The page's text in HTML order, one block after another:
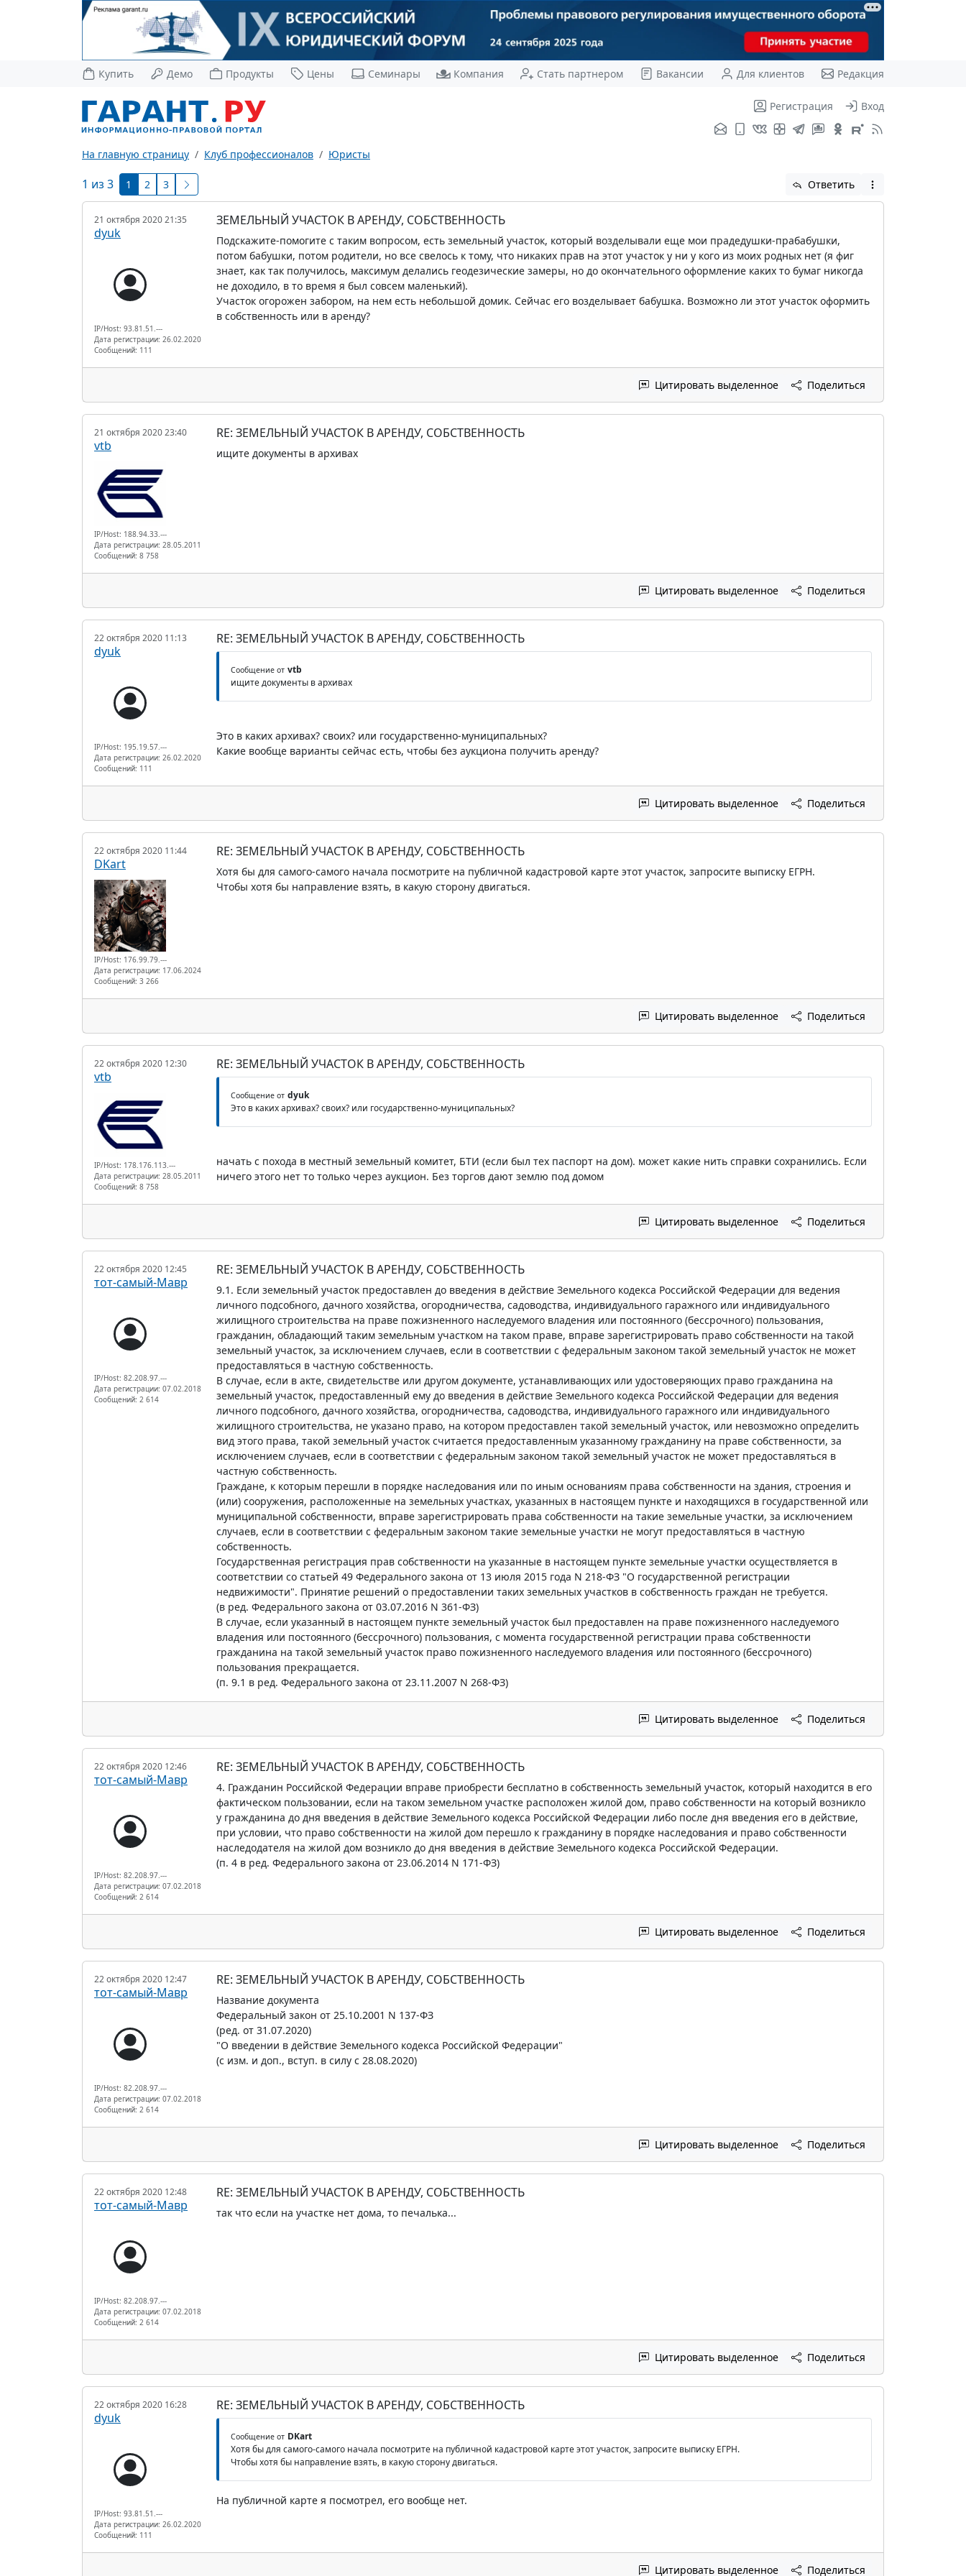
Купить Демо Продукты Цены Семинары Компания Стать партнером Вакансии Для клиентов Редакция
Регистрация Вход
На главную страницу Клуб профессионалов Юристы
1 из 3 1 2 3 Ответить
21 октября 2020 21:35
dyuk
IP/Host: 93.81.51.---
Дата регистрации: 26.02.2020
Сообщений: 111
ЗЕМЕЛЬНЫЙ УЧАСТОК В АРЕНДУ, СОБСТВЕННОСТЬ
Подскажите-помогите с таким вопросом, есть земельный участок, который возделывали еще мои прадедушки-прабабушки,
потом бабушки, потом родители, но все свелось к тому, что никаких прав на этот участок у ни у кого из моих родных нет (я фиг
знает, как так получилось, максимум делались геодезические замеры, но до окончательного оформление каких то бумаг никогда
не доходило, в то время я был совсем маленький).
Участок огорожен забором, на нем есть небольшой домик. Сейчас его возделывает бабушка. Возможно ли этот участок оформить
в собственность или в аренду?
Цитировать выделенное Поделиться
21 октября 2020 23:40
vtb
IP/Host: 188.94.33.---
Дата регистрации: 28.05.2011
Сообщений: 8 758
RE: ЗЕМЕЛЬНЫЙ УЧАСТОК В АРЕНДУ, СОБСТВЕННОСТЬ
ищите документы в архивах
Цитировать выделенное Поделиться
22 октября 2020 11:13
dyuk
IP/Host: 195.19.57.---
Дата регистрации: 26.02.2020
Сообщений: 111
RE: ЗЕМЕЛЬНЫЙ УЧАСТОК В АРЕНДУ, СОБСТВЕННОСТЬ
Сообщение от vtb
ищите документы в архивах
Это в каких архивах? своих? или государственно-муниципальных?
Какие вообще варианты сейчас есть, чтобы без аукциона получить аренду?
Цитировать выделенное Поделиться
22 октября 2020 11:44
DKart
IP/Host: 176.99.79.---
Дата регистрации: 17.06.2024
Сообщений: 3 266
RE: ЗЕМЕЛЬНЫЙ УЧАСТОК В АРЕНДУ, СОБСТВЕННОСТЬ
Хотя бы для самого-самого начала посмотрите на публичной кадастровой карте этот участок, запросите выписку ЕГРН.
Чтобы хотя бы направление взять, в какую сторону двигаться.
Цитировать выделенное Поделиться
22 октября 2020 12:30
vtb
IP/Host: 178.176.113.---
Дата регистрации: 28.05.2011
Сообщений: 8 758
RE: ЗЕМЕЛЬНЫЙ УЧАСТОК В АРЕНДУ, СОБСТВЕННОСТЬ
Сообщение от dyuk
Это в каких архивах? своих? или государственно-муниципальных?
начать с похода в местный земельный комитет, БТИ (если был тех паспорт на дом). может какие нить справки сохранились. Если
ничего этого нет то только через аукцион. Без торгов дают землю под домом
Цитировать выделенное Поделиться
22 октября 2020 12:45
тот-самый-Мавр
IP/Host: 82.208.97.---
Дата регистрации: 07.02.2018
Сообщений: 2 614
RE: ЗЕМЕЛЬНЫЙ УЧАСТОК В АРЕНДУ, СОБСТВЕННОСТЬ
9.1. Если земельный участок предоставлен до введения в действие Земельного кодекса Российской Федерации для ведения
личного подсобного, дачного хозяйства, огородничества, садоводства, индивидуального гаражного или индивидуального
жилищного строительства на праве пожизненного наследуемого владения или постоянного (бессрочного) пользования,
гражданин, обладающий таким земельным участком на таком праве, вправе зарегистрировать право собственности на такой
земельный участок, за исключением случаев, если в соответствии с федеральным законом такой земельный участок не может
предоставляться в частную собственность.
В случае, если в акте, свидетельстве или другом документе, устанавливающих или удостоверяющих право гражданина на
земельный участок, предоставленный ему до введения в действие Земельного кодекса Российской Федерации для ведения
личного подсобного, дачного хозяйства, огородничества, садоводства, индивидуального гаражного или индивидуального
жилищного строительства, не указано право, на котором предоставлен такой земельный участок, или невозможно определить
вид этого права, такой земельный участок считается предоставленным указанному гражданину на праве собственности, за
исключением случаев, если в соответствии с федеральным законом такой земельный участок не может предоставляться в
частную собственность.
Граждане, к которым перешли в порядке наследования или по иным основаниям права собственности на здания, строения и
(или) сооружения, расположенные на земельных участках, указанных в настоящем пункте и находящихся в государственной или
муниципальной собственности, вправе зарегистрировать права собственности на такие земельные участки, за исключением
случаев, если в соответствии с федеральным законом такие земельные участки не могут предоставляться в частную
собственность.
Государственная регистрация прав собственности на указанные в настоящем пункте земельные участки осуществляется в
соответствии со статьей 49 Федерального закона от 13 июля 2015 года N 218-ФЗ "О государственной регистрации
недвижимости". Принятие решений о предоставлении таких земельных участков в собственность граждан не требуется.
(в ред. Федерального закона от 03.07.2016 N 361-ФЗ)
В случае, если указанный в настоящем пункте земельный участок был предоставлен на праве пожизненного наследуемого
владения или постоянного (бессрочного) пользования, с момента государственной регистрации права собственности
гражданина на такой земельный участок право пожизненного наследуемого владения или постоянного (бессрочного)
пользования прекращается.
(п. 9.1 в ред. Федерального закона от 23.11.2007 N 268-ФЗ)
Цитировать выделенное Поделиться
22 октября 2020 12:46
тот-самый-Мавр
IP/Host: 82.208.97.---
Дата регистрации: 07.02.2018
Сообщений: 2 614
RE: ЗЕМЕЛЬНЫЙ УЧАСТОК В АРЕНДУ, СОБСТВЕННОСТЬ
4. Гражданин Российской Федерации вправе приобрести бесплатно в собственность земельный участок, который находится в его
фактическом пользовании, если на таком земельном участке расположен жилой дом, право собственности на который возникло
у гражданина до дня введения в действие Земельного кодекса Российской Федерации либо после дня введения его в действие,
при условии, что право собственности на жилой дом перешло к гражданину в порядке наследования и право собственности
наследодателя на жилой дом возникло до дня введения в действие Земельного кодекса Российской Федерации.
(п. 4 в ред. Федерального закона от 23.06.2014 N 171-ФЗ)
Цитировать выделенное Поделиться
22 октября 2020 12:47
тот-самый-Мавр
IP/Host: 82.208.97.---
Дата регистрации: 07.02.2018
Сообщений: 2 614
RE: ЗЕМЕЛЬНЫЙ УЧАСТОК В АРЕНДУ, СОБСТВЕННОСТЬ
Название документа
Федеральный закон от 25.10.2001 N 137-ФЗ
(ред. от 31.07.2020)
"О введении в действие Земельного кодекса Российской Федерации"
(с изм. и доп., вступ. в силу с 28.08.2020)
Цитировать выделенное Поделиться
22 октября 2020 12:48
тот-самый-Мавр
IP/Host: 82.208.97.---
Дата регистрации: 07.02.2018
Сообщений: 2 614
RE: ЗЕМЕЛЬНЫЙ УЧАСТОК В АРЕНДУ, СОБСТВЕННОСТЬ
так что если на участке нет дома, то печалька...
Цитировать выделенное Поделиться
22 октября 2020 16:28
dyuk
IP/Host: 93.81.51.---
Дата регистрации: 26.02.2020
Сообщений: 111
RE: ЗЕМЕЛЬНЫЙ УЧАСТОК В АРЕНДУ, СОБСТВЕННОСТЬ
Сообщение от DKart
Хотя бы для самого-самого начала посмотрите на публичной кадастровой карте этот участок, запросите выписку ЕГРН.
Чтобы хотя бы направление взять, в какую сторону двигаться.
На публичной карте я посмотрел, его вообще нет.
Цитировать выделенное Поделиться